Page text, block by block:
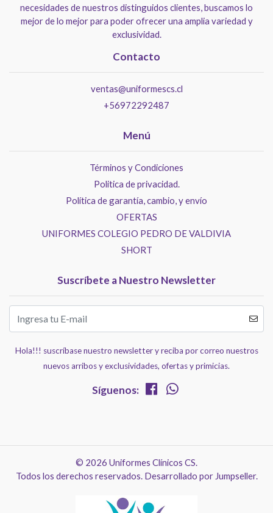
necesidades de nuestros distinguidos clientes, buscamos lo
mejor de lo mejor para poder ofrecer una amplia variedad y
exclusividad.
Contacto
ventas@uniformescs.cl
+56972292487
Menú
Términos y Condiciones
Politica de privacidad.
Política de garantía, cambio, y envío
OFERTAS
UNIFORMES COLEGIO PEDRO DE VALDIVIA
SHORT
Suscríbete a Nuestro Newsletter
Hola!!! suscríbase nuestro newsletter y reciba por correo nuestros
nuevos arribos y exclusividades, ofertas y primicias.
Síguenos:
© 2026 Uniformes Clínicos CS.
Todos los derechos reservados. Desarrollado por Jumpseller.